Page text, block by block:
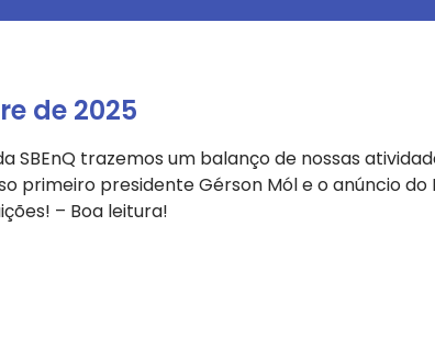
de 2025
SBEnQ trazemos um balanço de nossas
primeiro presidente Gérson Mól e o anúncio do
– Boa leitura!